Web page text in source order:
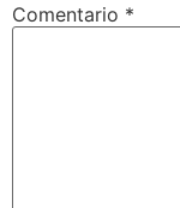
Comentario *